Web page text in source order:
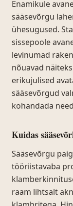
Enamikule
sääsevõrgu
ühesugused.
sissepoole
levinumad
nõuavad
erikujulised
sääsevõrgud
kohandada
Kuidas
Sääsevõrgu
tööriistavaba
raam lihtsalt